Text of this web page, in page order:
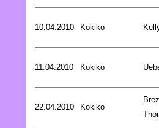
10.04.2010 Kokiko
11.04.2010 Kokiko
22.04.2010 Kokiko